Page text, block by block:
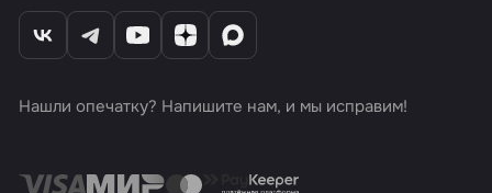
Нашли опечатку? Напишите нам, и мы исправим!